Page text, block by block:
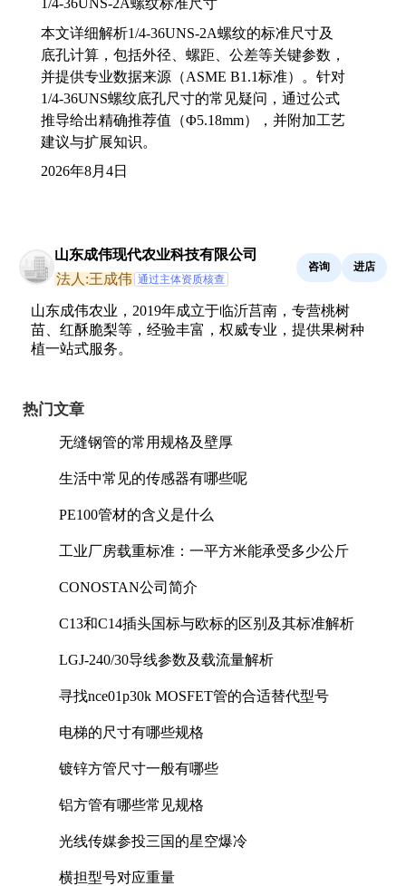
本文详细解析1/4-36UNS-2A螺纹的标准尺寸及
底孔计算，包括外径、螺距、公差等关键参数，
并提供专业数据来源（ASME B1.1标准）。针对
1/4-36UNS螺纹底孔尺寸的常见疑问，通过公式
推导给出精确推荐值（Φ5.18mm），并附加工艺
建议与扩展知识。
2026年8月4日
山东成伟现代农业科技有限公司
法人:王成伟 通过主体资质核查
咨询 进店
山东成伟农业，2019年成立于临沂莒南，专营桃树
苗、红酥脆梨等，经验丰富，权威专业，提供果树种
植一站式服务。
热门文章
无缝钢管的常用规格及壁厚
生活中常见的传感器有哪些呢
PE100管材的含义是什么
工业厂房载重标准：一平方米能承受多少公斤
CONOSTAN公司简介
C13和C14插头国标与欧标的区别及其标准解析
LGJ-240/30导线参数及载流量解析
寻找nce01p30k MOSFET管的合适替代型号
电梯的尺寸有哪些规格
镀锌方管尺寸一般有哪些
铝方管有哪些常见规格
光线传媒参投三国的星空爆冷
横担型号对应重量